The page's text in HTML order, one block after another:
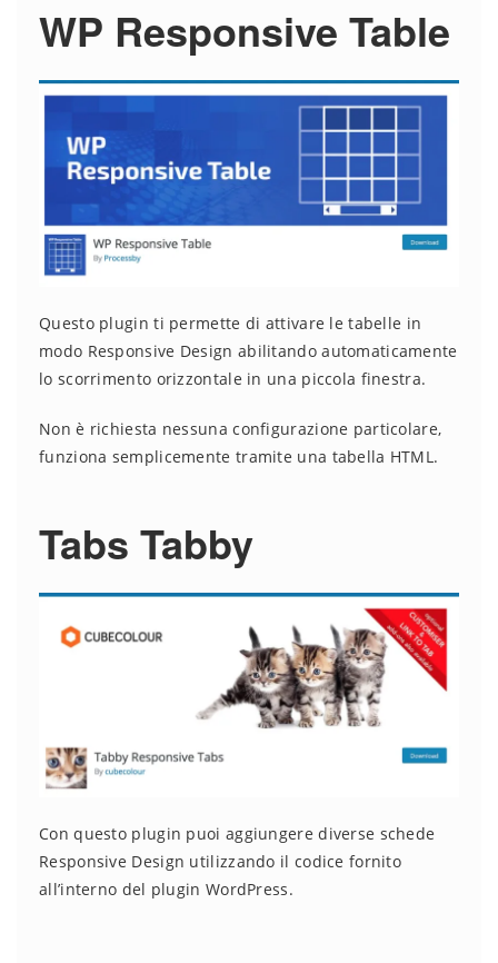
WP Responsive Table
Questo plugin ti permette di attivare le tabelle in
modo Responsive Design abilitando automaticamente
lo scorrimento orizzontale in una piccola finestra.
Non è richiesta nessuna configurazione particolare,
funziona semplicemente tramite una tabella HTML.
Tabs Tabby
Con questo plugin puoi aggiungere diverse schede
Responsive Design utilizzando il codice fornito
all’interno del plugin WordPress.